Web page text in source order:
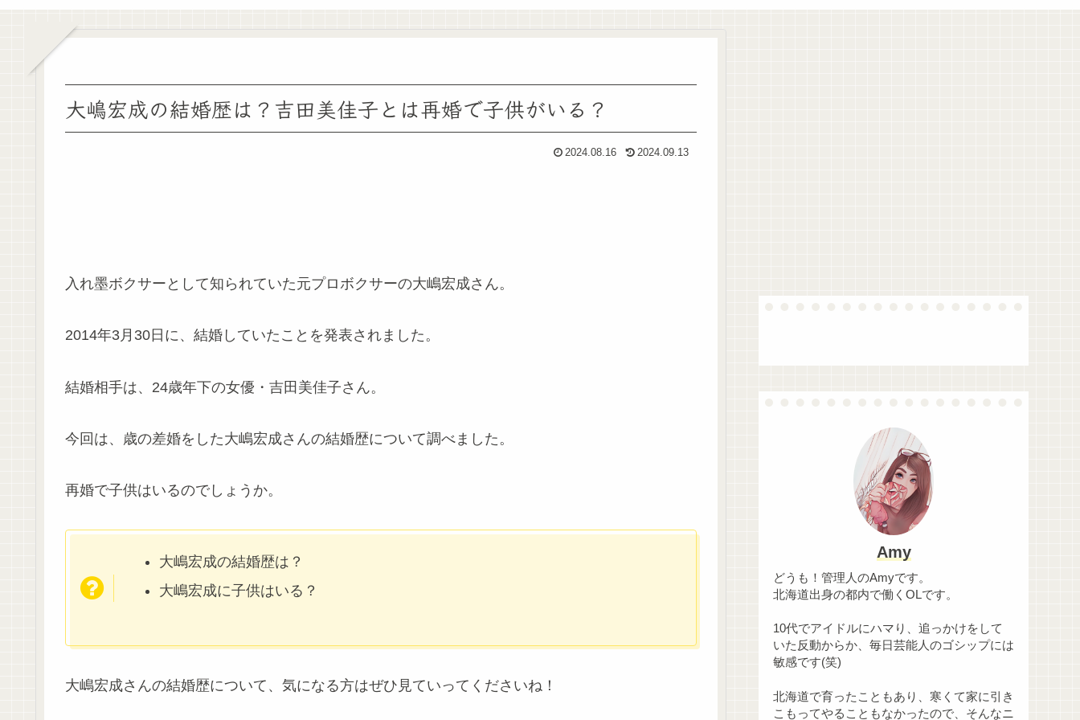
大嶋宏成の結婚歴は？吉田美佳子とは再婚で子供がいる？
2024.08.16 2024.09.13
入れ墨ボクサーとして知られていた元プロボクサーの大嶋宏成さん。
2014年3月30日に、結婚していたことを発表されました。
結婚相手は、24歳年下の女優・吉田美佳子さん。
今回は、歳の差婚をした大嶋宏成さんの結婚歴について調べました。
再婚で子供はいるのでしょうか。
大嶋宏成の結婚歴は？
大嶋宏成に子供はいる？
大嶋宏成さんの結婚歴について、気になる方はぜひ見ていってくださいね！
Amy
どうも！管理人のAmyです。
北海道出身の都内で働くOLです。
10代でアイドルにハマり、追っかけをして
いた反動からか、毎日芸能人のゴシップには
敏感です(笑)
北海道で育ったこともあり、寒くて家に引き
こもってやることもなかったので、そんなニ